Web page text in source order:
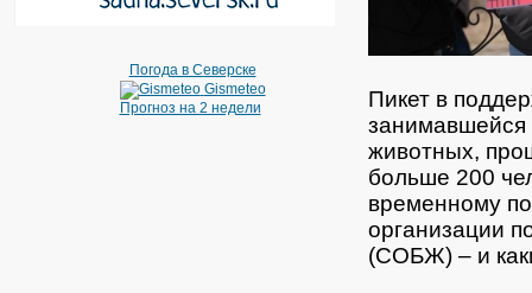
Погода в Северске
Gismeteo
Прогноз на 2 недели
Пикет в
животных,
больше 200
временному
организации
(СОБЖ) – и